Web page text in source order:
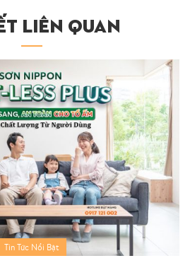
LIÊN QUAN
Tin Tức Nổi Bật